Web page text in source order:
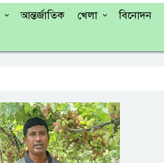
আন্তর্জাতিক খেলা বিনোদন